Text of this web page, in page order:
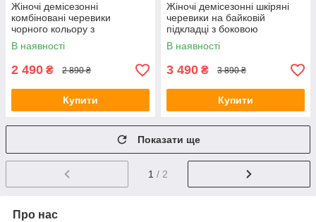
Жіночі демісезонні
комбіновані черевики
чорного кольору з
натуральної шкіри та замші.
В наявності
2 490 ₴ 2 890 ₴
Купити
Жіночі демісезонні шкіряні
черевики на байковій
підкладці з боковою
блискавкою
В наявності
3 490 ₴ 3 890 ₴
Купити
Показати ще
1 / 2
Про нас